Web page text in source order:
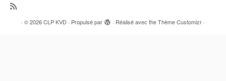
· © 2026CLP KVD · Propulsé par · Réalisé avec theThème Customizr ·